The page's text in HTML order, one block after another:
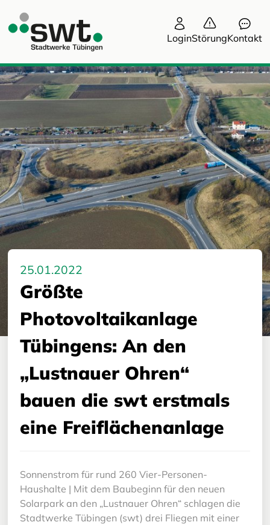
LoginStörungKontakt
25.01.2022
Größte
Photovoltaikanlage
Tübingens: An den
„Lustnauer Ohren“
bauen die swt erstmals
eine Freiflächenanlage
Sonnenstrom für rund 260 Vier-Personen-
Haushalte | Mit dem Baubeginn für den neuen
Solarpark an den „Lustnauer Ohren“ schlagen die
Stadtwerke Tübingen (swt) drei Fliegen mit einer